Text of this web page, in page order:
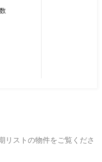
リストの物件をご覧くださ